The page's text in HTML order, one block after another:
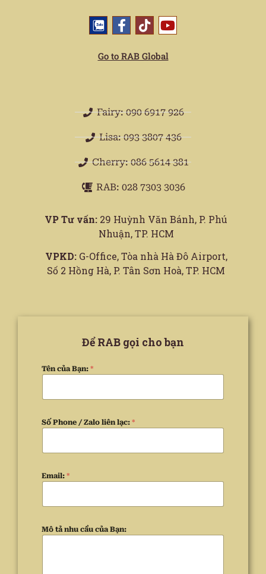
Go to RAB Global
Fairy: 090 6917 926
Lisa: 093 3807 436
Cherry: 086 5614 381
RAB: 028 7303 3036
VP Tư vấn: 29 Huỳnh Văn Bánh, P. Phú
Nhuận, TP. HCM
VPKD:G-Office, Tòa nhà Hà Đô Airport,
Số 2 Hồng Hà, P. Tân Sơn Hoà, TP. HCM
Để RAB gọi cho bạn
Tên của Bạn: *
Số Phone / Zalo liên lạc: *
Email: *
Mô tả nhu cầu của Bạn: